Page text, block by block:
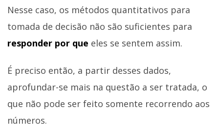
Nesse caso, os métodos quantitativos para
tomada de decisão não são suficientes para
responder por que eles se sentem assim.
É preciso então, a partir desses dados,
aprofundar-se mais na questão a ser tratada, o
que não pode ser feito somente recorrendo aos
números.